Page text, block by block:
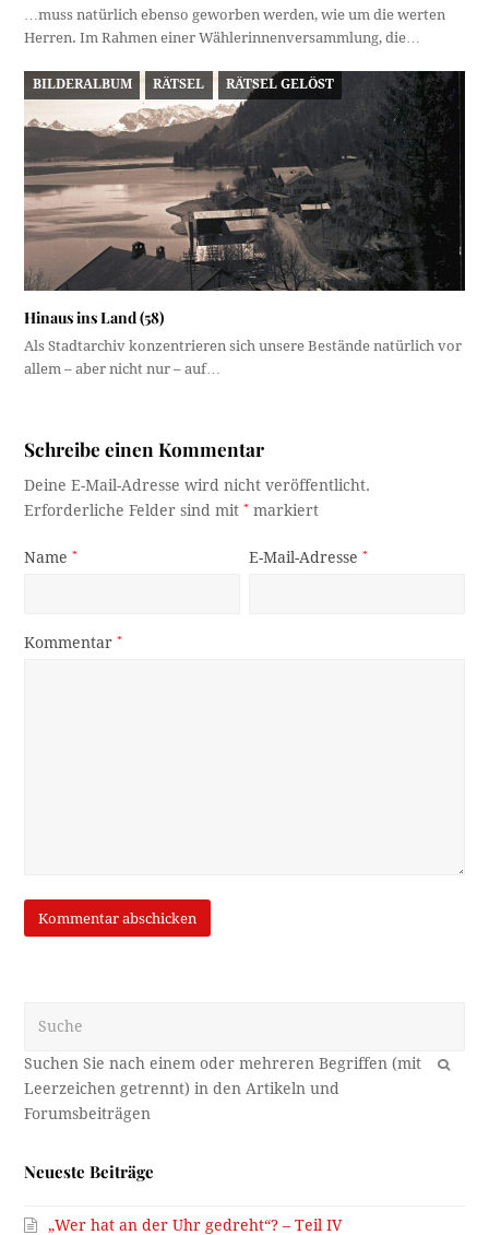
…muss natürlich ebenso geworben werden, wie um die werten
Herren. Im Rahmen einer Wählerinnenversammlung, die…
BILDERALBUM RÄTSEL RÄTSEL GELÖST
Hinaus ins Land (58)
Als Stadtarchiv konzentrieren sich unsere Bestände natürlich vor
allem – aber nicht nur – auf…
Schreibe einen Kommentar
Deine E-Mail-Adresse wird nicht veröffentlicht.
Erforderliche Felder sind mit* markiert
Name* E-Mail-Adresse*
Kommentar*
OK
Neueste Beiträge
„Wer hat an der Uhr gedreht“? – Teil IV